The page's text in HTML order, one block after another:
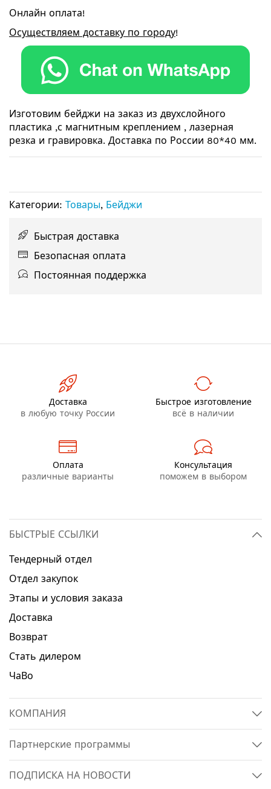
Онлайн оплата!
Осуществляем доставку по городу!
Изготовим бейджи на заказ из двухслойного
пластика ,с магнитным креплением , лазерная
резка и гравировка. Доставка по России 80*40 мм.
Категории: Товары, Бейджи
Быстрая доставка
Безопасная оплата
Постоянная поддержка
Доставка
в любую точку России
Быстрое изготовление
всё в наличии
Оплата
различные варианты
Консультация
поможем в выбором
БЫСТРЫЕ ССЫЛКИ
Тендерный отдел
Отдел закупок
Этапы и условия заказа
Доставка
Возврат
Стать дилером
ЧаВо
КОМПАНИЯ
Партнерские программы
ПОДПИСКА НА НОВОСТИ